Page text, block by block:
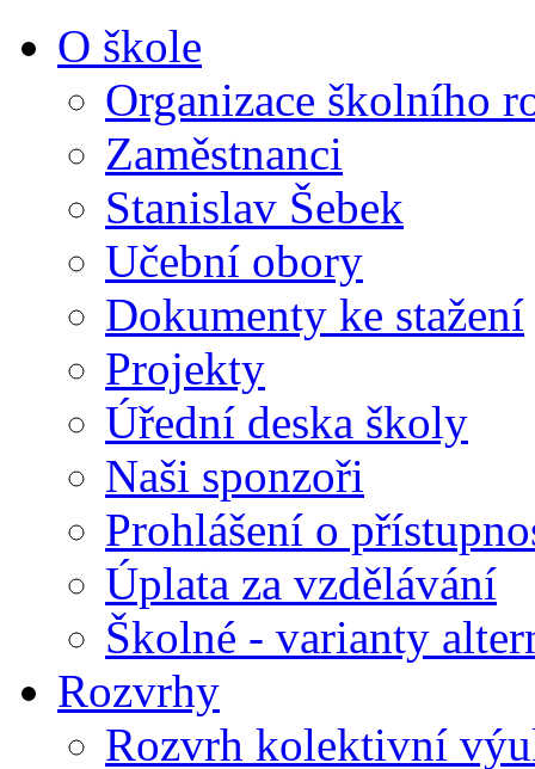
O škole
Organizace školního
Zaměstnanci
Stanislav Šebek
Učební obory
Dokumenty ke stažení
Projekty
Úřední deska školy
Naši sponzoři
Prohlášení o
Úplata za vzdělávání
Školné - varianty
Rozvrhy
Rozvrh kolektivní